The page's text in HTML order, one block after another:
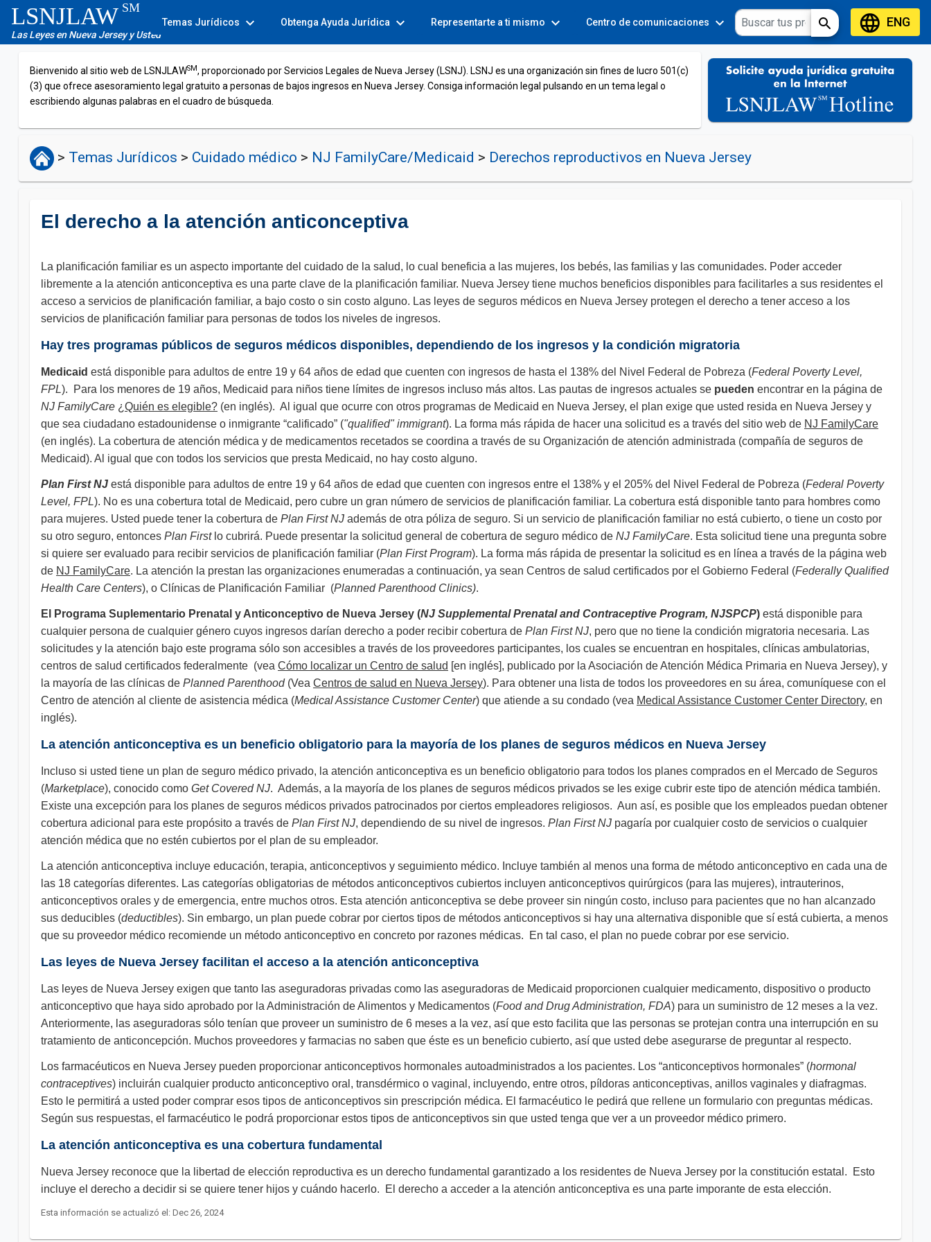
LSNJLAW SM
Las Leyes en Nueva Jersey y Usted
Temas Jurídicos expand_more Obtenga Ayuda Jurídica expand_more Representarte a ti mismo expand_more Centro de comunicaciones expand_more Toolsexpand_more search languageENG
Bienvenido al sitio web de LSNJLAWSM, proporcionado por Servicios Legales de Nueva Jersey (LSNJ). LSNJ es una organización sin fines de lucro 501(c)
(3) que ofrece asesoramiento legal gratuito a personas de bajos ingresos en Nueva Jersey. Consiga información legal pulsando en un tema legal o
escribiendo algunas palabras en el cuadro de búsqueda.
> Temas Jurídicos > Cuidado médico > NJ FamilyCare/Medicaid > Derechos reproductivos en Nueva Jersey
El derecho a la atención anticonceptiva
La planificación familiar es un aspecto importante del cuidado de la salud, lo cual beneficia a las mujeres, los bebés, las familias y las comunidades. Poder acceder
libremente a la atención anticonceptiva es una parte clave de la planificación familiar. Nueva Jersey tiene muchos beneficios disponibles para facilitarles a sus residentes el
acceso a servicios de planificación familiar, a bajo costo o sin costo alguno. Las leyes de seguros médicos en Nueva Jersey protegen el derecho a tener acceso a los
servicios de planificación familiar para personas de todos los niveles de ingresos.
Hay tres programas públicos de seguros médicos disponibles, dependiendo de los ingresos y la condición migratoria
Medicaid está disponible para adultos de entre 19 y 64 años de edad que cuenten con ingresos de hasta el 138% del Nivel Federal de Pobreza (Federal Poverty Level,
FPL). Para los menores de 19 años, Medicaid para niños tiene límites de ingresos incluso más altos. Las pautas de ingresos actuales se pueden encontrar en la página de
NJ FamilyCare ¿Quién es elegible? (en inglés). Al igual que ocurre con otros programas de Medicaid en Nueva Jersey, el plan exige que usted resida en Nueva Jersey y
que sea ciudadano estadounidense o inmigrante “calificado” ("qualified" immigrant). La forma más rápida de hacer una solicitud es a través del sitio web de NJ FamilyCare
(en inglés). La cobertura de atención médica y de medicamentos recetados se coordina a través de su Organización de atención administrada (compañía de seguros de
Medicaid). Al igual que con todos los servicios que presta Medicaid, no hay costo alguno.
Plan First NJ está disponible para adultos de entre 19 y 64 años de edad que cuenten con ingresos entre el 138% y el 205% del Nivel Federal de Pobreza (Federal Poverty
Level, FPL). No es una cobertura total de Medicaid, pero cubre un gran número de servicios de planificación familiar. La cobertura está disponible tanto para hombres como
para mujeres. Usted puede tener la cobertura de Plan First NJ además de otra póliza de seguro. Si un servicio de planificación familiar no está cubierto, o tiene un costo por
su otro seguro, entonces Plan Firstlo cubrirá. Puede presentar la solicitud general de cobertura de seguro médico de NJ FamilyCare. Esta solicitud tiene una pregunta sobre
si quiere ser evaluado para recibir servicios de planificación familiar (Plan First Program). La forma más rápida de presentar la solicitud es en línea a través de la página web
de NJ FamilyCare. La atención la prestan las organizaciones enumeradas a continuación, ya sean Centros de salud certificados por el Gobierno Federal (Federally Qualified
Health Care Centers), o Clínicas de Planificación Familiar (Planned Parenthood Clinics).
El Programa Suplementario Prenatal y Anticonceptivo de Nueva Jersey (NJ Supplemental Prenatal and Contraceptive Program, NJSPCP) está disponible para
cualquier persona de cualquier género cuyos ingresos darían derecho a poder recibir cobertura de Plan First NJ, pero que no tiene la condición migratoria necesaria. Las
solicitudes y la atención bajo este programa sólo son accesibles a través de los proveedores participantes, los cuales se encuentran en hospitales, clínicas ambulatorias,
centros de salud certificados federalmente (vea Cómo localizar un Centro de salud [en inglés], publicado por la Asociación de Atención Médica Primaria en Nueva Jersey), y
la mayoría de las clínicas de Planned Parenthood(Vea Centros de salud en Nueva Jersey). Para obtener una lista de todos los proveedores en su área, comuníquese con el
Centro de atención al cliente de asistencia médica (Medical Assistance Customer Center) que atiende a su condado (vea Medical Assistance Customer Center Directory, en
inglés).
La atención anticonceptiva es un beneficio obligatorio para la mayoría de los planes de seguros médicos en Nueva Jersey
Incluso si usted tiene un plan de seguro médico privado, la atención anticonceptiva es un beneficio obligatorio para todos los planes comprados en el Mercado de Seguros
(Marketplace), conocido como Get Covered NJ. Además, a la mayoría de los planes de seguros médicos privados se les exige cubrir este tipo de atención médica también.
Existe una excepción para los planes de seguros médicos privados patrocinados por ciertos empleadores religiosos. Aun así, es posible que los empleados puedan obtener
cobertura adicional para este propósito a través de Plan First NJ, dependiendo de su nivel de ingresos. Plan First NJ pagaría por cualquier costo de servicios o cualquier
atención médica que no estén cubiertos por el plan de su empleador.
La atención anticonceptiva incluye educación, terapia, anticonceptivos y seguimiento médico. Incluye también al menos una forma de método anticonceptivo en cada una de
las 18 categorías diferentes. Las categorías obligatorias de métodos anticonceptivos cubiertos incluyen anticonceptivos quirúrgicos (para las mujeres), intrauterinos,
anticonceptivos orales y de emergencia, entre muchos otros. Esta atención anticonceptiva se debe proveer sin ningún costo, incluso para pacientes que no han alcanzado
sus deducibles (deductibles). Sin embargo, un plan puede cobrar por ciertos tipos de métodos anticonceptivos si hay una alternativa disponible que sí está cubierta, a menos
que su proveedor médico recomiende un método anticonceptivo en concreto por razones médicas. En tal caso, el plan no puede cobrar por ese servicio.
Las leyes de Nueva Jersey facilitan el acceso a la atención anticonceptiva
Las leyes de Nueva Jersey exigen que tanto las aseguradoras privadas como las aseguradoras de Medicaid proporcionen cualquier medicamento, dispositivo o producto
anticonceptivo que haya sido aprobado por la Administración de Alimentos y Medicamentos (Food and Drug Administration, FDA) para un suministro de 12 meses a la vez.
Anteriormente, las aseguradoras sólo tenían que proveer un suministro de 6 meses a la vez, así que esto facilita que las personas se protejan contra una interrupción en su
tratamiento de anticoncepción. Muchos proveedores y farmacias no saben que éste es un beneficio cubierto, así que usted debe asegurarse de preguntar al respecto.
Los farmacéuticos en Nueva Jersey pueden proporcionar anticonceptivos hormonales autoadministrados a los pacientes. Los “anticonceptivos hormonales” (hormonal
contraceptives) incluirán cualquier producto anticonceptivo oral, transdérmico o vaginal, incluyendo, entre otros, píldoras anticonceptivas, anillos vaginales y diafragmas.
Esto le permitirá a usted poder comprar esos tipos de anticonceptivos sin prescripción médica. El farmacéutico le pedirá que rellene un formulario con preguntas médicas.
Según sus respuestas, el farmacéutico le podrá proporcionar estos tipos de anticonceptivos sin que usted tenga que ver a un proveedor médico primero.
La atención anticonceptiva es una cobertura fundamental
Nueva Jersey reconoce que la libertad de elección reproductiva es un derecho fundamental garantizado a los residentes de Nueva Jersey por la constitución estatal. Esto
incluye el derecho a decidir si se quiere tener hijos y cuándo hacerlo. El derecho a acceder a la atención anticonceptiva es una parte imporante de esta elección.
Esta información se actualizó el: Dec 26, 2024